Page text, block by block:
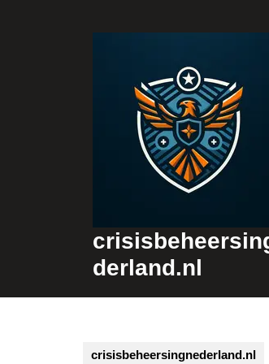
derland.nl
crisisbeheersingnederland.nl